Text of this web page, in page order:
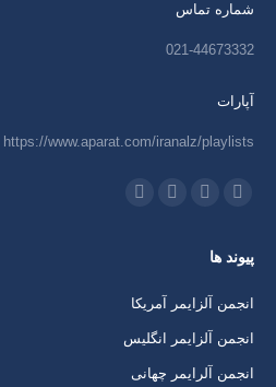
شماره تماس
021-44673332
آپارات
https://www.aparat.com/iranalz/playlists
ما را دنبال کنید در:
کردن
پنجره
جدید
پنجره
جدید
پنجره
جدید
پنجره
جدید
پیوند ها
انجمن آلزایمر آمریکا
انجمن آلزایمر انگلیس
انجمن آلرایمر چهانی